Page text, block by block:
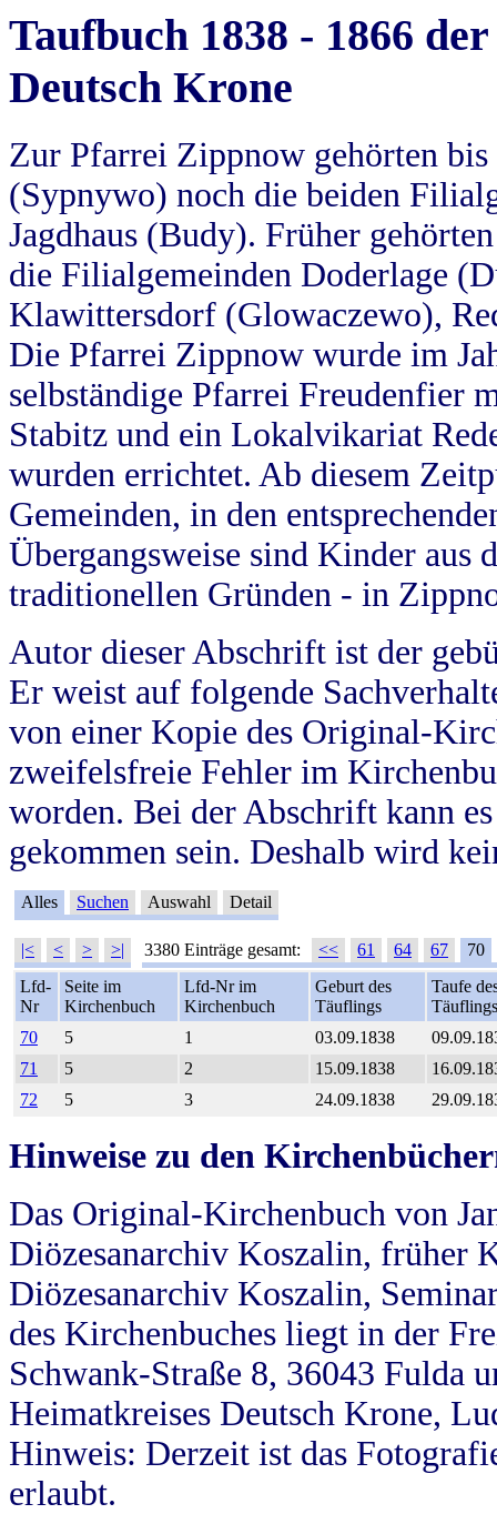
Taufbuch 1838 - 1866
Deutsch Krone
Zur Pfarrei Zippnow gehörten
(Sypnywo) noch die beiden
Jagdhaus (Budy). Früher
die Filialgemeinden Doderlage
Klawittersdorf (Glowaczewo),
Die Pfarrei Zippnow wurde im
selbständige Pfarrei Freudenfier
Stabitz und ein Lokalvikariat
wurden errichtet. Ab diesem
Gemeinden, in den
Übergangsweise sind Kinder aus
traditionellen Gründen - in
Autor dieser Abschrift ist der
Er weist auf folgende
von einer Kopie des Original-
zweifelsfreie Fehler im
worden. Bei der Abschrift kann
gekommen sein. Deshalb wird
Alles Suchen Auswahl Detail
|< < > >| 3380 Einträge gesamt: << 61 64 67
70
Lfd-
Nr
Seite im
Kirchenbuch
Lfd-Nr im
Kirchenbuch
Geburt des
Täuflings
Taufe
Täuflings
70
5 1 03.09.1838
71
5 2 15.09.1838
72
5 3 24.09.1838
Hinweise zu den
Das Original-Kirchenbuch von
Diözesanarchiv Koszalin, früher
Diözesanarchiv Koszalin,
des Kirchenbuches liegt in der
Schwank-Straße 8, 36043 Fulda
Heimatkreises Deutsch Krone,
Hinweis: Derzeit ist das
erlaubt.